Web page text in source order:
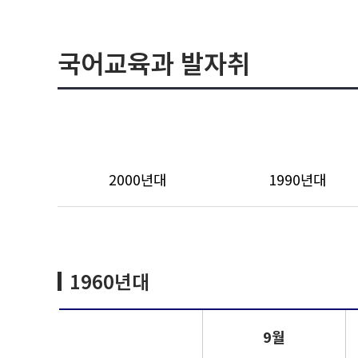
국어교육과 발자취
2000년대 1990년대
1960년대
9월